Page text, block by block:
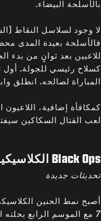
بالأسلحة البيضاء.
لا وجود لسلاسل النقاط
فالأسلحة بعيدة المدى
للاعبين بعد ثوانٍ من بدء
كسلاح رئيسي للجولة.
المباراة لصالحه. انطلق
لعب القتال السكاكين
Black Ops الكلاسيكية
تحديثات جديدة
أصبح نمط الحنين
7 مع الموسم الرابع